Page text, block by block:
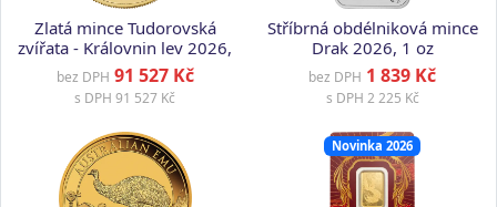
Zlatá mince Tudorovská
zvířata - Královnin lev 2026,
1 oz
bez DPH 91 527 Kč
s DPH 91 527 Kč
Stříbrná obdélniková mince
Drak 2026, 1 oz
bez DPH 1 839 Kč
s DPH 2 225 Kč
Novinka 2026